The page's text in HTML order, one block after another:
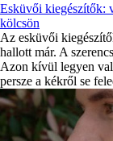
Esküvői kiegészítők:
kölcsön
Az esküvői
hallott már. A
Azon kívül legyen
persze a kékről se